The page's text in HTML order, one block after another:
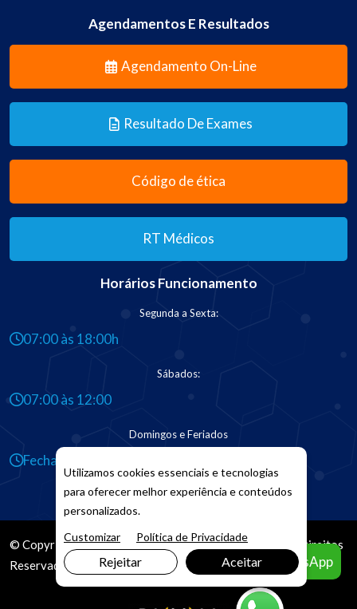
Agendamentos E Resultados
Agendamento On-Line
Resultado De Exames
Código de ética
RT Médicos
Horários Funcionamento
Segunda a Sexta:
07:00 às 18:00h
Sábados:
07:00 às 12:00
Domingos e Feriados
Fechado
© Copyright 2026. DIVIAMarketing Digital. Todos os Direitos
Reservados
Agendar pelo WhatsApp
Utilizamos cookies essenciais e tecnologias
para oferecer melhor experiência e conteúdos
personalizados.
Customizar
Política de Privacidade
Rejeitar Aceitar